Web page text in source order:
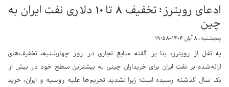
ادعای رویترز: تخفیف ۸ تا ۱۰ دلاری نفت ایران به
چین
پنجشنبه ، ۸ آبان ۱۴۰۴-۱۹:۵۸
به نقل از رویترز، بنا بر گفته منابع تجاری در روز چهارشنبه، تخفیف‌های
ارائه‌شده بر نفت ایران برای خریداران چینی به بیشترین سطح خود در بیش از
یک سال گذشته رسیده است؛ زیرا تشدید تحریم‌ها علیه روسیه و ایران، خرید